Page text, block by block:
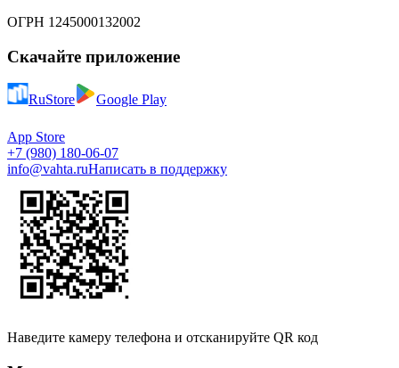
ОГРН 1245000132002
Скачайте приложение
RuStore Google Play
App Store
+7 (980) 180-06-07
info@vahta.ruНаписать в поддержку
Наведите камеру телефона и отсканируйте QR код